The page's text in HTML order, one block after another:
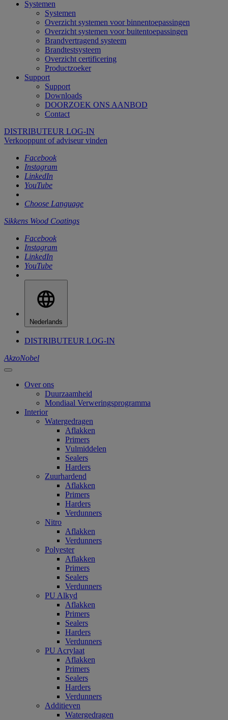
Systemen
Systemen
Overzicht systemen voor binnentoepassingen
Overzicht systemen voor buitentoepassingen
Brandvertragend systeem
Brandtestsysteem
Overzicht certificering
Productzoeker
Support
Support
Downloads
DOORZOEK ONS AANBOD
Contact
DISTRIBUTEUR LOG-IN
Verkooppunt of adviseur vinden
Facebook
Instagram
LinkedIn
YouTube
Choose Language
Sikkens Wood Coatings
Facebook
Instagram
LinkedIn
YouTube
Nederlands
DISTRIBUTEUR LOG-IN
AkzoNobel
Over ons
Duurzaamheid
Mondiaal Verweringsprogramma
Interior
Watergedragen
Aflakken
Primers
Vulmiddelen
Sealers
Harders
Zuurhardend
Aflakken
Primers
Harders
Verdunners
Nitro
Aflakken
Verdunners
Polyester
Aflakken
Primers
Sealers
Verdunners
PU Alkyd
Aflakken
Primers
Sealers
Harders
Verdunners
PU Acrylaat
Aflakken
Primers
Sealers
Harders
Verdunners
Additieven
Watergedragen